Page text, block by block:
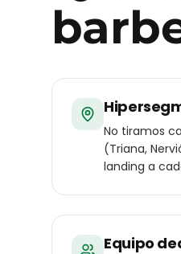
No tiramos
(Triana,
landing a
Equipo